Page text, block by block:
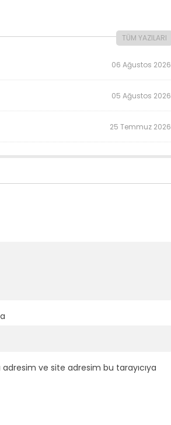
TÜM YAZILARI
06 Ağustos 2026
05 Ağustos 2026
25 Temmuz 2026
ve site adresim bu tarayıcıya